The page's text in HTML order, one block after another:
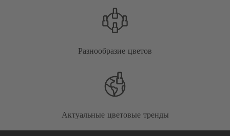
Разнообразие цветов
Актуальные цветовые тренды